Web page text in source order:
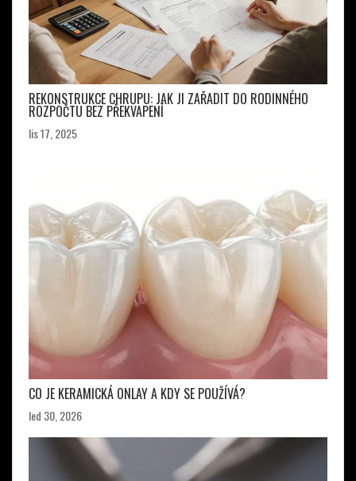
REKONSTRUKCE CHRUPU: JAK JI ZAŘADIT DO RODINNÉHO
ROZPOČTU BEZ PŘEKVAPENÍ
lis 17, 2025
CO JE KERAMICKÁ ONLAY A KDY SE POUŽÍVÁ?
led 30, 2026